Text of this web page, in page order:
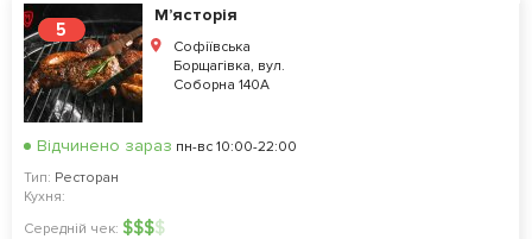
5
М’ясторія
Софіївська
Борщагівка, вул.
Соборна 140А
Відчинено зараз пн-вс 10:00-22:00
Тип: Ресторан
Кухня:
Середній чек: $$$$